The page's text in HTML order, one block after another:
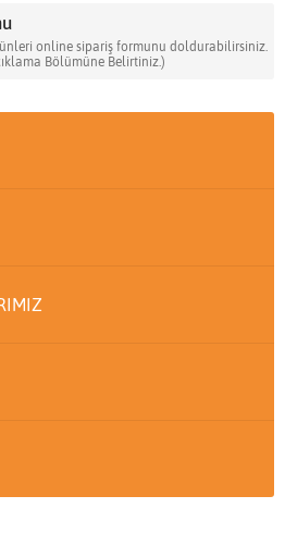
online sipariş formunu doldurabilirsiniz.
Bölümüne Belirtiniz.)